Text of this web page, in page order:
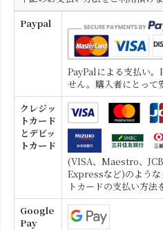
Paypal
PayPalによる支払い
せん。購入者にとって
クレジッ
トカード
とデビッ
トカード
(VISA、Maestro、
Expressなど)のような
トカードの支払い方法
Google
Pay